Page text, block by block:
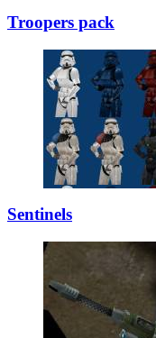
Troopers pack
Sentinels